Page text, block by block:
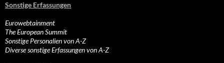
Sonstige Erfassungen
Eurowebtainment
The European Summit
Sonstige Personalien von A-Z
Diverse sonstige Erfassungen von A-Z